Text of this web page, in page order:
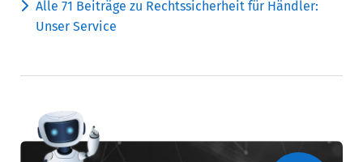
Alle 71 Beiträge zu Rechtssicherheit für Händler:
Unser Service